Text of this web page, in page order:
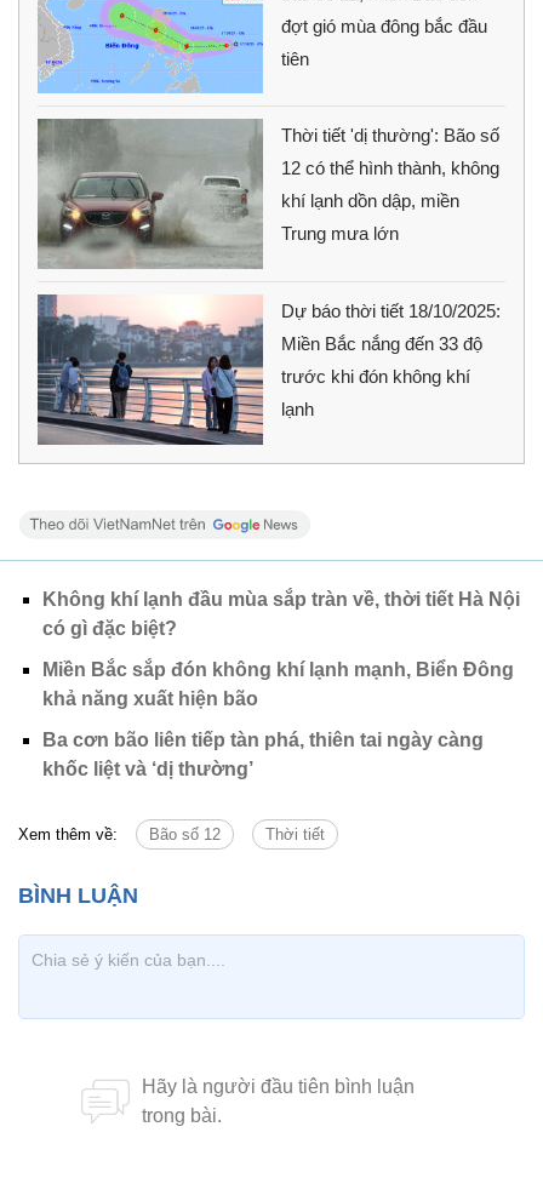
đợt gió mùa đông bắc đầu
tiên
Thời tiết 'dị thường': Bão số
12 có thể hình thành, không
khí lạnh dồn dập, miền
Trung mưa lớn
Dự báo thời tiết 18/10/2025:
Miền Bắc nắng đến 33 độ
trước khi đón không khí
lạnh
Không khí lạnh đầu mùa sắp tràn về, thời tiết Hà Nội
có gì đặc biệt?
Miền Bắc sắp đón không khí lạnh mạnh, Biển Đông
khả năng xuất hiện bão
Ba cơn bão liên tiếp tàn phá, thiên tai ngày càng
khốc liệt và ‘dị thường’
Xem thêm về: Bão số 12 Thời tiết